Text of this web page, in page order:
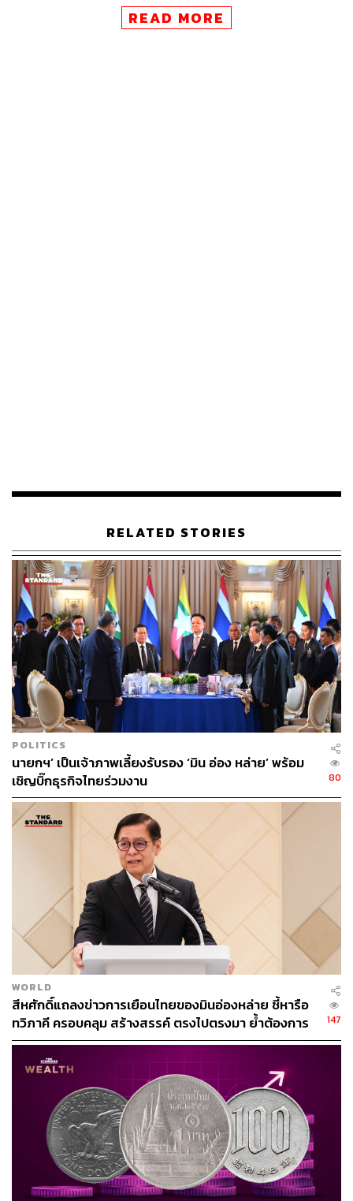
TAGS: Xi Jinping ความสัมพันธ์ไทย-จีน
เศรษฐา ทวีสิน
Belt and Road Forum
China นายกรัฐมนตรี
ABOUT THE AUTHOR
THE STANDARD TEAM
กองบรรณาธิการ THE STANDARD
READ MORE
RELATED STORIES
POLITICS
นายกฯ’ เป็นเจ้าภาพเลี้ยงรับรอง ‘มิน อ่อง หล่าย’ พร้อม
เชิญบิ๊กธุรกิจไทยร่วมงาน
80
WORLD
สีหศักดิ์แถลงข่าวการเยือนไทยของมินอ่องหล่าย ชี้หารือ
ทวิภาคี ครอบคลุม สร้างสรรค์ ตรงไปตรงมา ย้ำต้องการ
ให้เมียนมากลับสู่อาเซียน
147